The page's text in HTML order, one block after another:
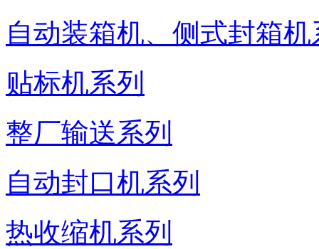
自动装箱机、侧式封箱机
贴标机系列
整厂输送系列
自动封口机系列
热收缩机系列